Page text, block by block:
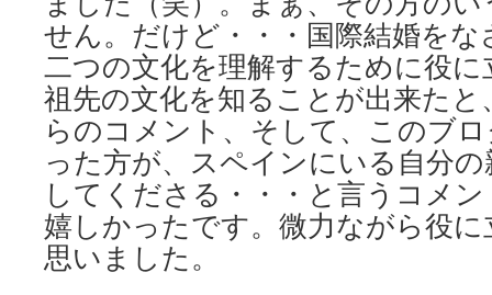
せん。だけど・・・国際結婚を
二つの文化を理解するために役
祖先の文化を知ることが出来た
らのコメント、そして、このブ
った方が、スペインにいる自分
してくださる・・・と言うコメ
嬉しかったです。微力ながら役
思いました。